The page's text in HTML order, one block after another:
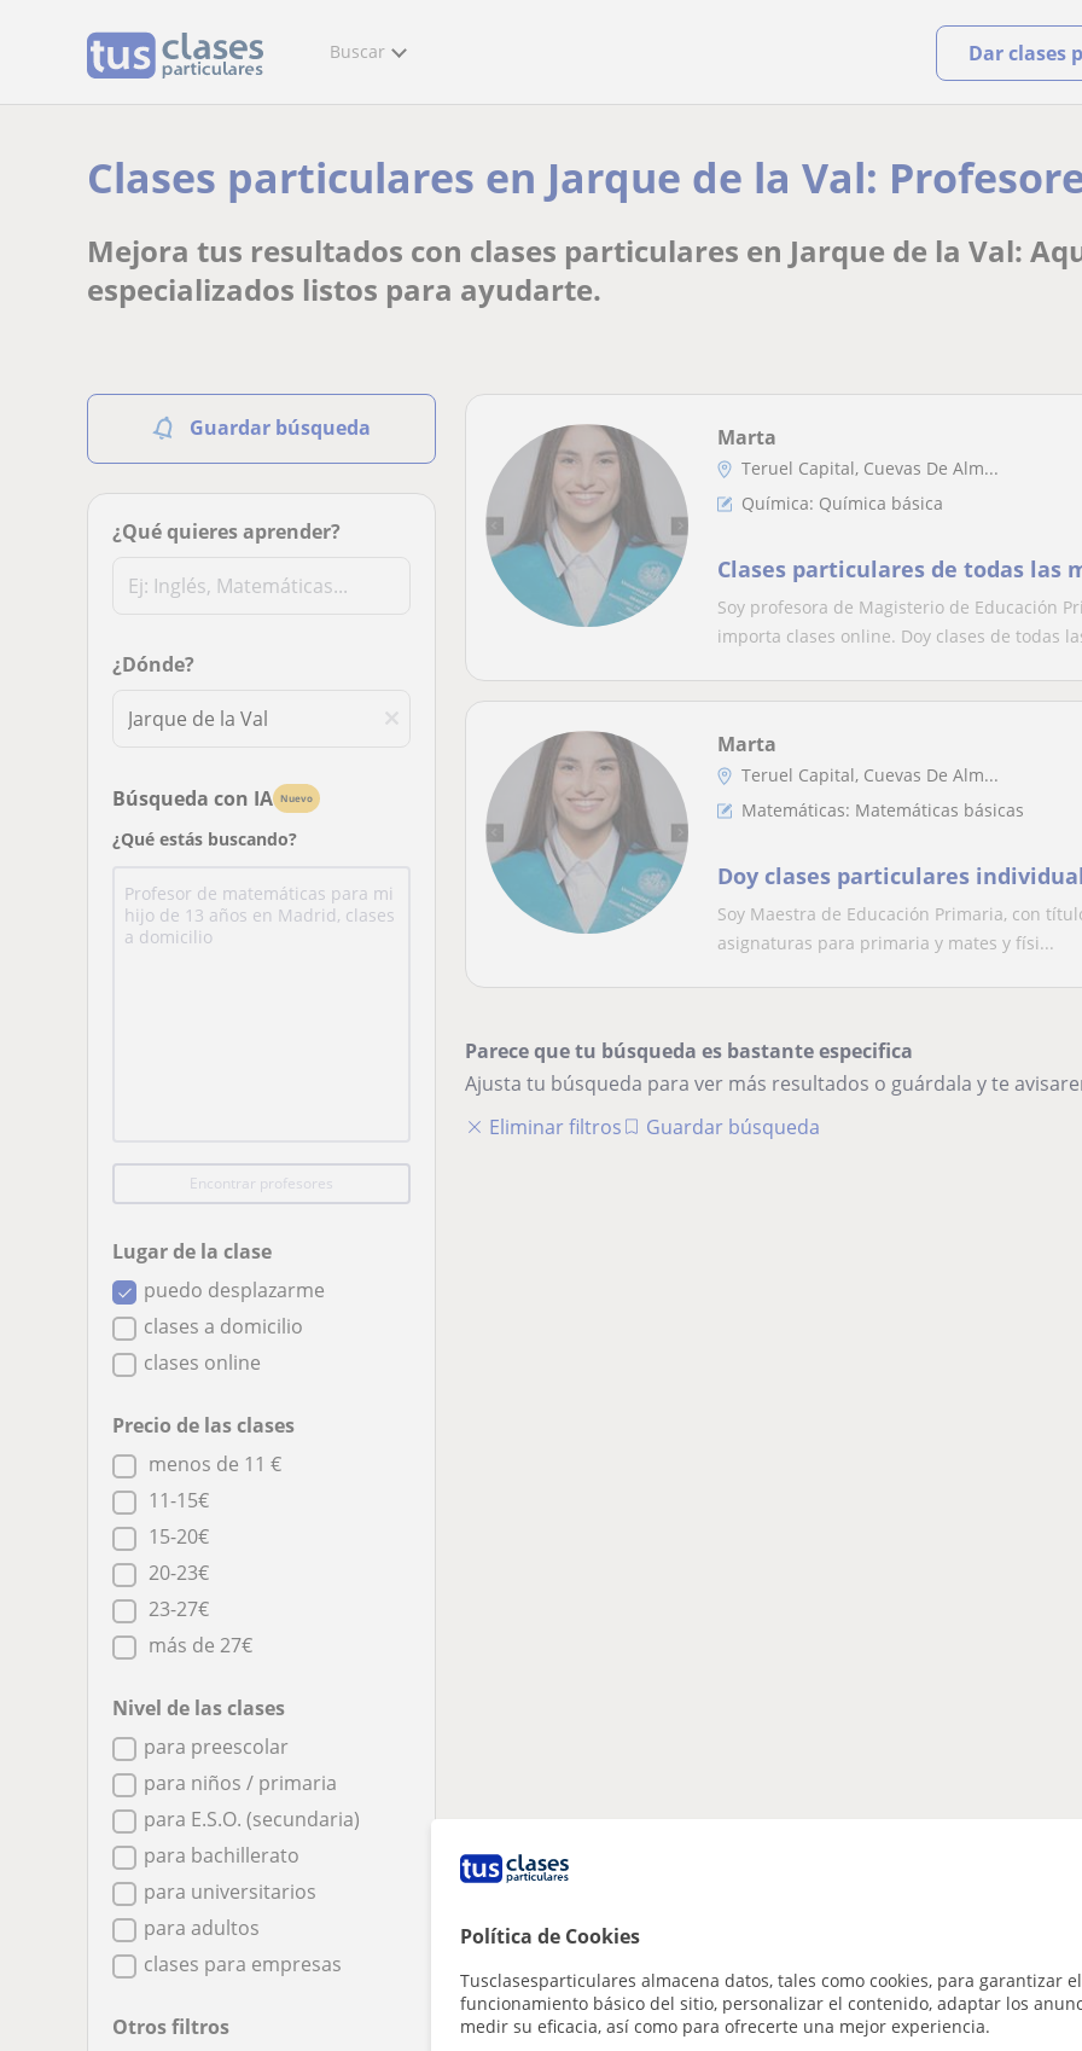
Política de Cookies
Tusclasesparticulares almacena datos, tales como cookies, para garantizar el
funcionamiento básico del sitio, personalizar el contenido, adaptar los
medir su eficacia, así como para ofrecerte una mejor experiencia.
Buscar Dar clases
Clases particulares en Jarque de la Val:
Mejora tus resultados con clases particulares en Jarque de la Val:
especializados listos para ayudarte.
Guardar búsqueda
¿Qué quieres aprender?
¿Dónde?
Búsqueda con IA Nuevo
¿Qué estás buscando?
Encontrar profesores
Lugar de la clase
puedo desplazarme
clases a domicilio
clases online
Precio de las clases
menos de 11 €
11-15€
15-20€
20-23€
23-27€
más de 27€
Nivel de las clases
para preescolar
para niños / primaria
para E.S.O. (secundaria)
para bachillerato
para universitarios
para adultos
clases para empresas
Otros filtros
Marta
Teruel Capital, Cuevas De Alm...
Química: Química básica
Clases particulares de todas las
Soy profesora de Magisterio de Educación
importa clases online. Doy clases de todas
Marta
Teruel Capital, Cuevas De Alm...
Matemáticas: Matemáticas básicas
Doy clases particulares
Soy Maestra de Educación Primaria, con
asignaturas para primaria y mates y físi...
Parece que tu búsqueda es bastante especifica
Ajusta tu búsqueda para ver más resultados o guárdala y te
Eliminar filtros
Guardar búsqueda